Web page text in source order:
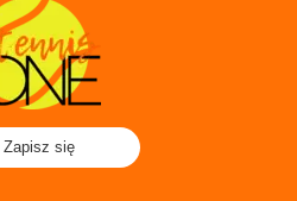
Zapisz się